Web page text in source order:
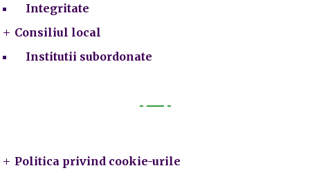
Integritate
Consiliul local
Institutii subordonate
Politica privind cookie-urile